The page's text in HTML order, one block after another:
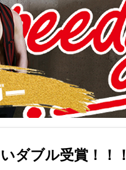
ダブル受賞！！！